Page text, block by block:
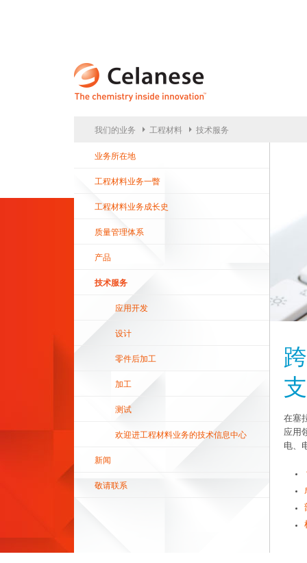
我们的业务 工程材料 技术服务
业务所在地
工程材料业务一瞥
工程材料业务成长史
质量管理体系
产品
技术服务
应用开发
设计
零件后加工
加工
测试
欢迎进工程材料业务的技术信息中心
新闻
敬请联系
在塞
应用
电、